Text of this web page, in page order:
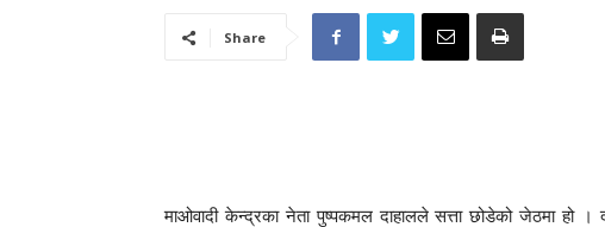
Share
माओवादी केन्द्रका नेता पुष्पकमल दाहालले सत्ता छोडेको जेठमा हो ।